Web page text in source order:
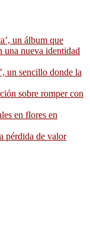
un álbum que
una nueva identidad
un sencillo donde la
sobre romper con
en flores en
pérdida de valor